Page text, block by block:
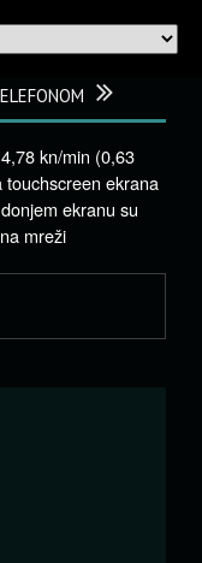
kn/min (0,63
touchscreen ekrana
ekranu su
mreži